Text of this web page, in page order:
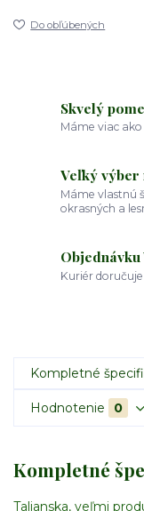
Do obľúbených
Skvelý
Máme viac ako
Veľký
Máme vlastnú
okrasných a
Kuriér
Kompletné
Hodnotenie 0
Kompletné
Talianska, veľmi